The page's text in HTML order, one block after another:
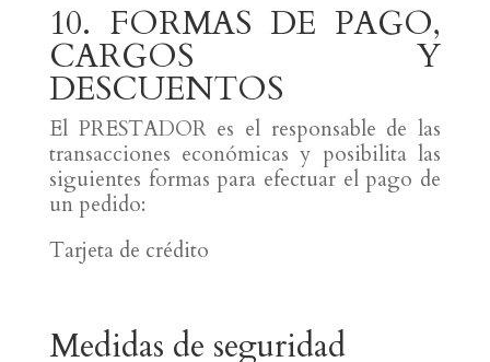
10. FORMAS DE PAGO,
CARGOS Y
DESCUENTOS
El PRESTADOR es el responsable de las
transacciones económicas y posibilita las
siguientes formas para efectuar el pago de
un pedido:
Tarjeta de crédito
Medidas de seguridad